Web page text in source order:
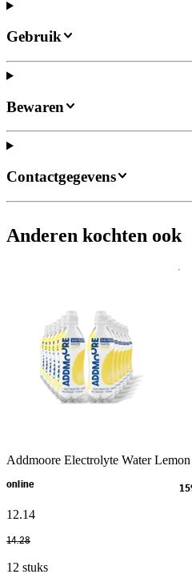
Gebruik
Bewaren
Contactgegevens
Anderen kochten ook
Addmoore Electrolyte Water
online
12.14
14.28
12 stuks